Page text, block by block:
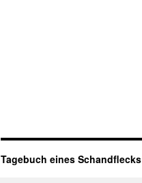
Tagebuch eines Schandflecks